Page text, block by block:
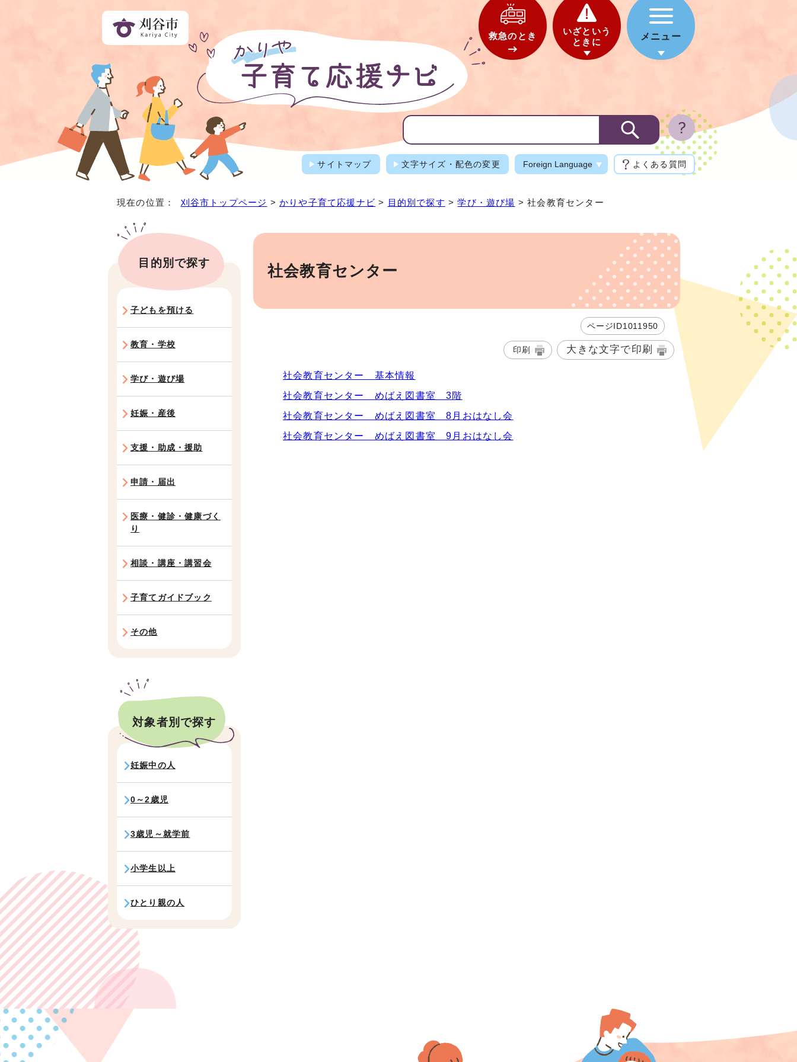
救急のとき
いざという
ときに
メニュー
サイトマップ 文字サイズ・配色の変更 Foreign Language よくある質問
現在の位置： 刈谷市トップページ >かりや子育て応援ナビ > 目的別で探す >学び・遊び場 > 社会教育センター
社会教育センター
ページID1011950
印刷 大きな文字で印刷
社会教育センター 基本情報
社会教育センター めばえ図書室 3階
社会教育センター めばえ図書室 8月おはなし会
社会教育センター めばえ図書室 9月おはなし会
目的別で探す
子どもを預ける
教育・学校
学び・遊び場
妊娠・産後
支援・助成・援助
申請・届出
医療・健診・健康づく
り
相談・講座・講習会
子育てガイドブック
その他
対象者別で探す
妊娠中の人
0～2歳児
3歳児～就学前
小学生以上
ひとり親の人